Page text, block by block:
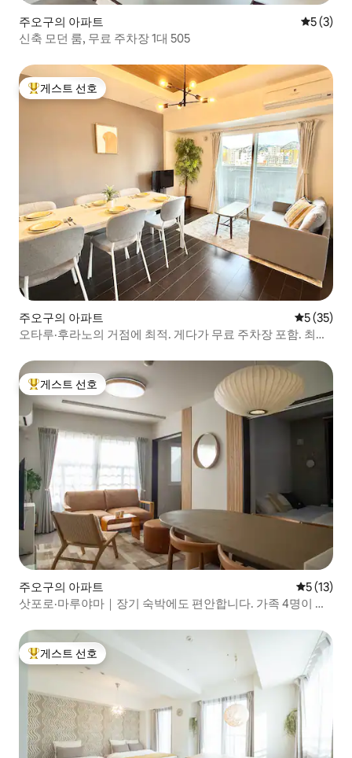
주오구의 아파트 평점 5점
5 (3)
신축 모던 룸, 무료 주차장 1대 505
상위 게스트 선호
게스트 선호
주오구의 아파트 평점 5점
5 (35)
오타루·후라노의 거점에 최적. 게다가 무료 주차장 포함. 최대
상위 게스트 선호
게스트 선호
주오구의 아파트 평점 5점
5 (13)
삿포로·마루야마｜장기 숙박에도 편안합니다. 가족 4명이 생
상위 게스트 선호
게스트 선호